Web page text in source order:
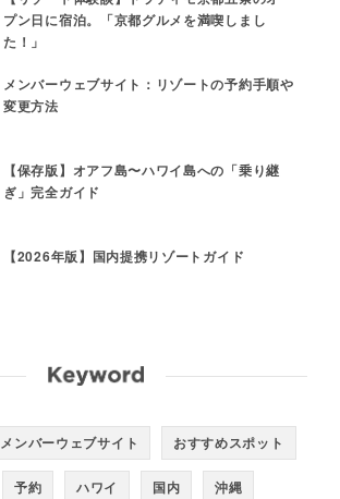
プン日に宿泊。「京都グルメを満喫しまし
た！」
メンバーウェブサイト：リゾートの予約手順や
変更方法
【保存版】オアフ島〜ハワイ島への「乗り継
ぎ」完全ガイド
【2026年版】国内提携リゾートガイド
メンバーウェブサイト おすすめスポット
予約 ハワイ 国内 沖縄